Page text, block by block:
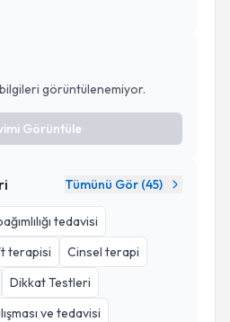
görüntülenemiyor.
Görüntüle
Tümünü Gör (45)
tedavisi
terapisi
Cinsel terapi
Dikkat Testleri
ve tedavisi